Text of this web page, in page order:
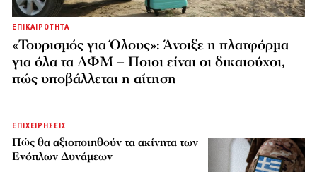
ΕΠΙΚΑΙΡΟΤΗΤΑ
«Τουρισμός για Όλους»: Άνοιξε η πλατφόρμα
για όλα τα ΑΦΜ – Ποιοι είναι οι δικαιούχοι,
πώς υποβάλλεται η αίτηση
ΕΠΙΧΕΙΡΗΣΕΙΣ
Πώς θα αξιοποιηθούν τα ακίνητα των
Ενόπλων Δυνάμεων